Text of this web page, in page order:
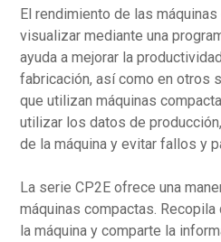
El rendimiento de las
visualizar mediante una
ayuda a mejorar la
fabricación, así como en otros
que utilizan máquinas
utilizar los datos de
de la máquina y evitar fallos y
La serie CP2E ofrece una
máquinas compactas.
la máquina y comparte la